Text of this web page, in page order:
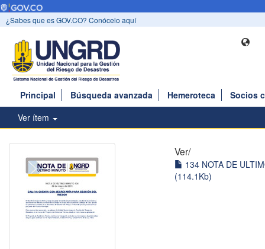
¿Sabes que es GOV.CO? Conócelo aquí
Principal Búsqueda avanzada Hemeroteca
Socios
Ver ítem
Ver/
134 NOTA DE
(114.1Kb)